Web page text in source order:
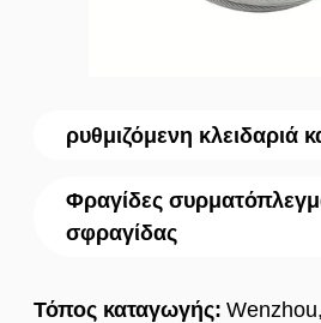
ρυθμιζόμενη κλειδαριά
Φραγίδες
σφραγίδας
Τόπος καταγωγής: